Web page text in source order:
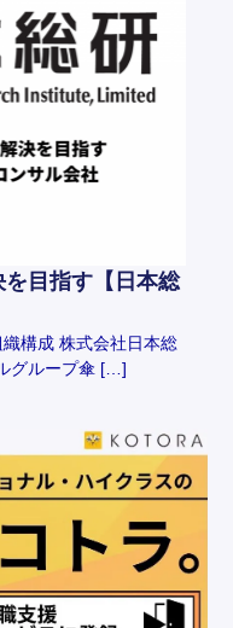
目指す【日本総
構成 株式会社日本総
グループ傘 […]